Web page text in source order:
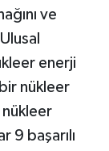
ve
enerji
nükleer
9 başarılı